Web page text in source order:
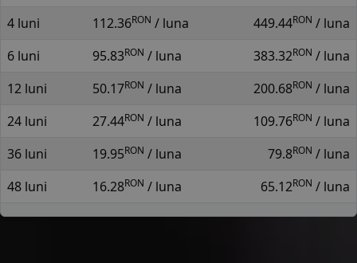
4 luni
112.36RON / luna 449.44RON / luna
6 luni
95.83RON / luna 383.32RON / luna
12 luni
50.17RON / luna 200.68RON / luna
24 luni
27.44RON / luna 109.76RON / luna
36 luni
19.95RON / luna 79.8RON / luna
48 luni
16.28RON / luna 65.12RON / luna